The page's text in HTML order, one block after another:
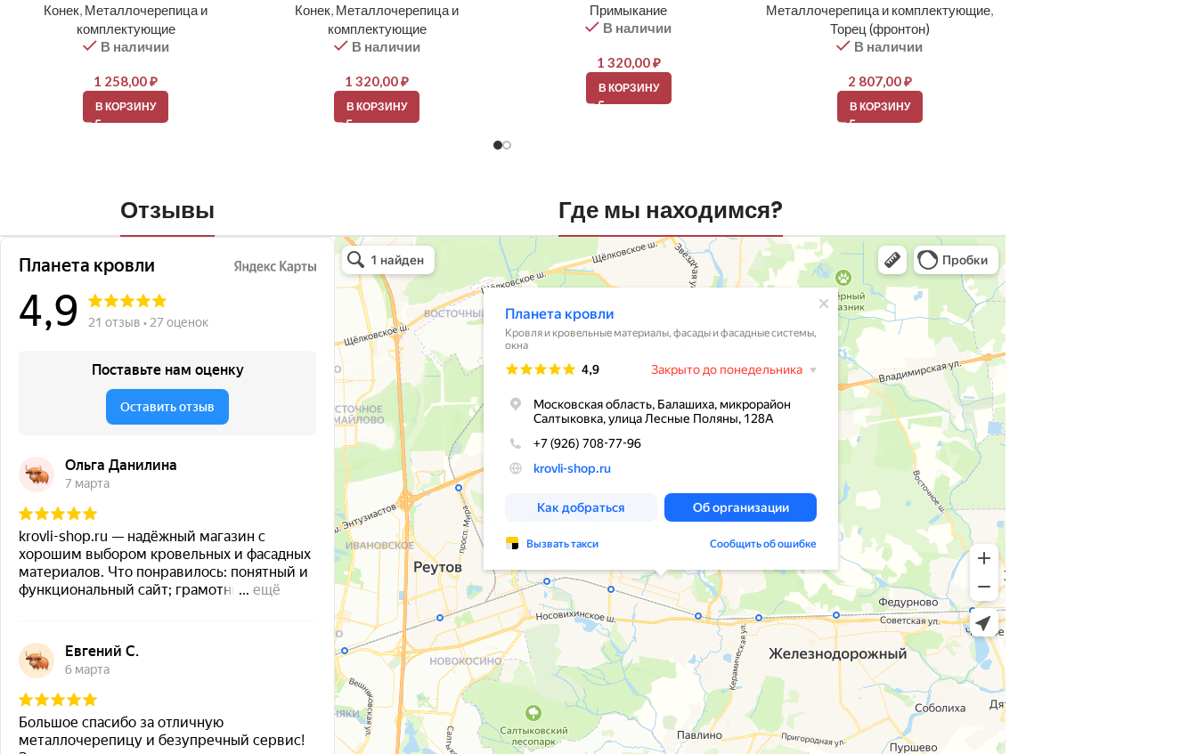
Конек, Металлочерепица и
комплектующие
В наличии
1 258,00₽
В КОРЗИНУ
Конек, Металлочерепица и
комплектующие
В наличии
1 320,00₽
В КОРЗИНУ
Примыкание
В наличии
1 320,00₽
В КОРЗИНУ
Металлочерепица и комплектующие,
Торец (фронтон)
В наличии
2 807,00₽
В КОРЗИНУ
Отзывы Где мы находимся?
Планета кровли
Кровля и кровельные материалы в Балашихе
Окна в Балашихе